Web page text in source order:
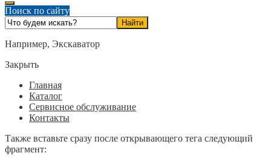
Поиск по сайту
Например, Экскаватор
Закрыть
Главная
Каталог
Сервисное обслуживание
Контакты
Также вставьте сразу после открывающего тега следующий
фрагмент: